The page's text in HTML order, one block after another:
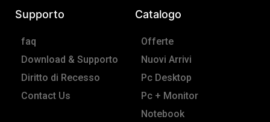
Supporto
faq
Download & Supporto
Diritto di Recesso
Contact Us
Catalogo
Offerte
Nuovi Arrivi
Pc Desktop
Pc + Monitor
Notebook